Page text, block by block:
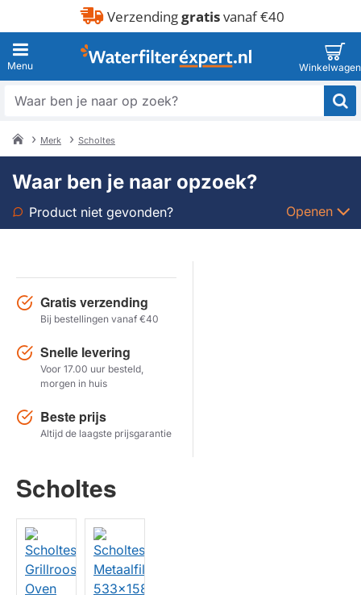
Verzendinggratisvanaf €40
Waar
zoek?
Merk Scholtes
Waar ben je naar opzoek?
Product niet gevonden? Openen
TOON PRODUCTEN
Gratis verzending
Bij bestellingen vanaf €40
Snelle levering
Voor 17.00 uur besteld,
morgen in huis
Beste prijs
Altijd de laagste prijsgarantie
Scholtes